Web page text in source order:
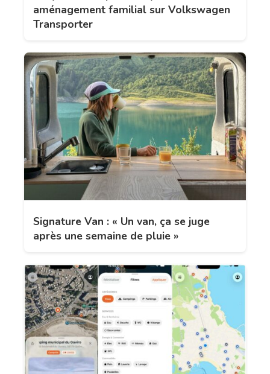
aménagement familial sur Volkswagen
Transporter
Signature Van : « Un van, ça se juge
après une semaine de pluie »